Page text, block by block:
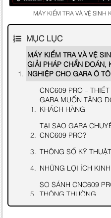
MÁY KIỂM TRA VÀ VỆ
MỤC LỤC
MÁY KIỂM TRA VÀ VỆ
GIẢI PHÁP CHẨN ĐOÁN,
NGHIỆP CHO GARA Ô TÔ
CNC609 PRO –
GARA MUỐN TĂNG
KHÁCH HÀNG
TẠI SAO GARA
CNC609 PRO?
THÔNG SỐ KỸ
NHỮNG LỢI ÍCH
SO SÁNH CNC609
THÔNG THƯỜNG
CÂU HỎI